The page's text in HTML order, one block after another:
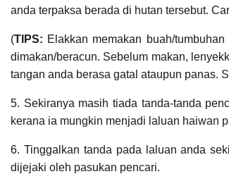
anda terpaksa berada di hutan tersebut.
(TIPS: Elakkan memakan buah/
dimakan/beracun. Sebelum makan,
tangan anda berasa gatal ataupun panas.
5. Sekiranya masih tiada tanda-tanda
kerana ia mungkin menjadi laluan haiwan
6. Tinggalkan tanda pada laluan anda
dijejaki oleh pasukan pencari.